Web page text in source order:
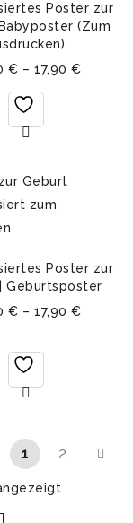
Poster zur
(Zum
€ –17,90€
Poster zur
Geburtsposter
€ –17,90€
1 2